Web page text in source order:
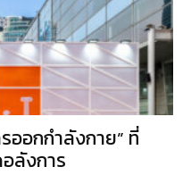
ออกกำลังกาย” ที่
ลังการ